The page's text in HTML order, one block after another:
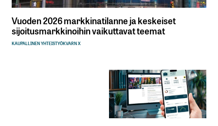
Vuoden 2026 markkinatilanne ja keskeiset
sijoitusmarkkinoihin vaikuttavat teemat
KAUPALLINEN YHTEISTYÖKVARN X